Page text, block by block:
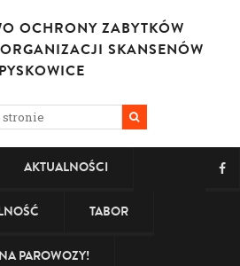
OCHRONY ZABYTKÓW
SKANSENÓW
PYSKOWICE
AKTUALNOŚCI
TABOR
PAROWOZY!